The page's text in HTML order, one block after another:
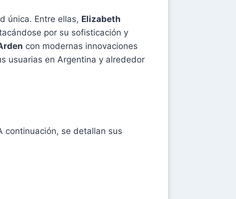
única. Entre ellas, Elizabeth
por su sofisticación y
con modernas innovaciones
usuarias en Argentina y alrededor
continuación, se detallan sus